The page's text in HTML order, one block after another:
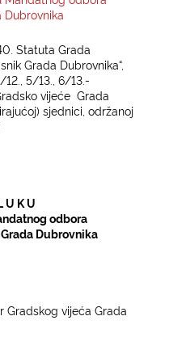
Dubrovnika
Statuta Grada
Grada Dubrovnika“,
5/13., 6/13.-
vijeće Grada
sjednici, održanoj
U K U­
odbora
Dubrovnika­
Gradskog vijeća Grada